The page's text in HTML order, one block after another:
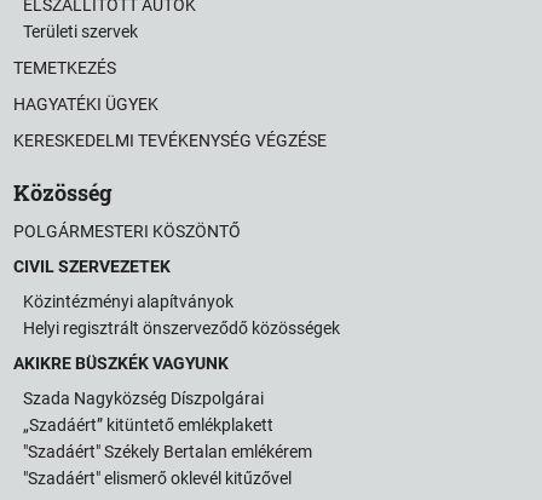
ELSZÁLLÍTOTT AUTÓK
Területi szervek
TEMETKEZÉS
HAGYATÉKI ÜGYEK
KERESKEDELMI TEVÉKENYSÉG VÉGZÉSE
Közösség
POLGÁRMESTERI KÖSZÖNTŐ
CIVIL SZERVEZETEK
Közintézményi alapítványok
Helyi regisztrált önszerveződő közösségek
AKIKRE BÜSZKÉK VAGYUNK
Szada Nagyközség Díszpolgárai
„Szadáért” kitüntető emlékplakett
"Szadáért" Székely Bertalan emlékérem
"Szadáért" elismerő oklevél kitűzővel